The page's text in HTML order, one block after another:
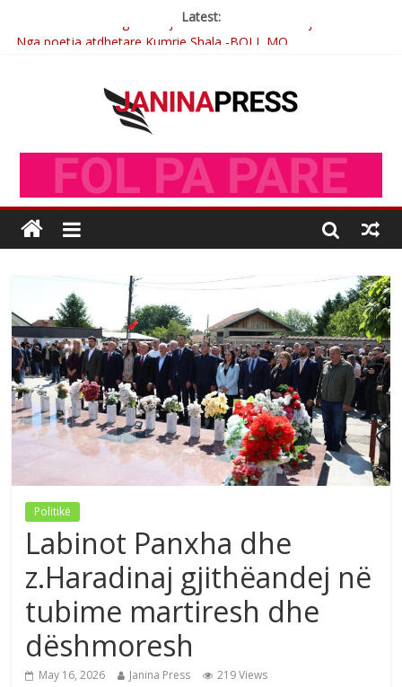
Latest:
Nga poetja atdhetare Kumrie Shala -BOLL MO
Çlirimtari Mentor Mushkolaj nderohet me mirenjohje nga
Xhevdet Qeriqi Dega e invalidëve në Fushë Kosovë
Postim me vlera nga artistja e mirëfilltë Mimoza Gjoni
Politikë
Labinot Panxha dhe
z.Haradinaj gjithëandej në
tubime martiresh dhe
dëshmoresh
May 16, 2026 Janina Press 219 Views